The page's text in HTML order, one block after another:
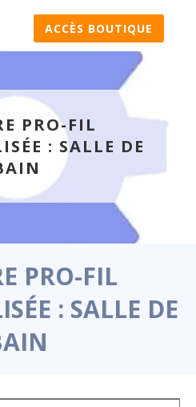
ACCÈS BOUTIQUE
PRO-FIL
: SALLE DE
PRO-FIL
: SALLE DE